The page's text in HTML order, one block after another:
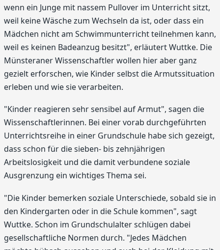
wenn ein Junge mit nassem Pullover im Unterricht sitzt,
weil keine Wäsche zum Wechseln da ist, oder dass ein
Mädchen nicht am Schwimmunterricht teilnehmen kann,
weil es keinen Badeanzug besitzt", erläutert Wuttke. Die
Münsteraner Wissenschaftler wollen hier aber ganz
gezielt erforschen, wie Kinder selbst die Armutssituation
erleben und wie sie verarbeiten.
"Kinder reagieren sehr sensibel auf Armut", sagen die
Wissenschaftlerinnen. Bei einer vorab durchgeführten
Unterrichtsreihe in einer Grundschule habe sich gezeigt,
dass schon für die sieben- bis zehnjährigen
Arbeitslosigkeit und die damit verbundene soziale
Ausgrenzung ein wichtiges Thema sei.
"Die Kinder bemerken soziale Unterschiede, sobald sie in
den Kindergarten oder in die Schule kommen", sagt
Wuttke. Schon im Grundschulalter schlügen dabei
gesellschaftliche Normen durch. "Jedes Mädchen